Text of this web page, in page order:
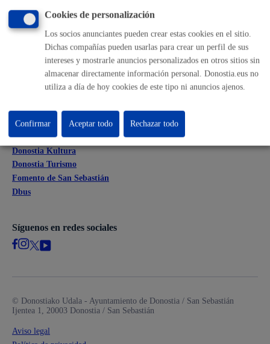
Ofertas de empleo
Perfil del contratante
Sede electrónica
Mapas - GeoDonostia
Otras páginas web corporativas
Donostia Kirola
Donostia Kultura
Donostia Turismo
Fomento de San Sebastián
Dbus
Síguenos en redes sociales
© Donostiako Udala - Ayuntamiento de Donostia / San Sebastián
Ijentea 1, 20003 Donostia / San Sebastián
Aviso legal
Cookies de personalización
Los socios anunciantes pueden crear estas cookies en el sitio.
Dichas compañías pueden usarlas para crear un perfil de sus
intereses y mostrarle anuncios personalizados en otros sitios sin
almacenar directamente información personal. Donostia.eus no
utiliza a día de hoy cookies de este tipo ni anuncios ajenos.
Rechazar todo
Confirmar Aceptar todo